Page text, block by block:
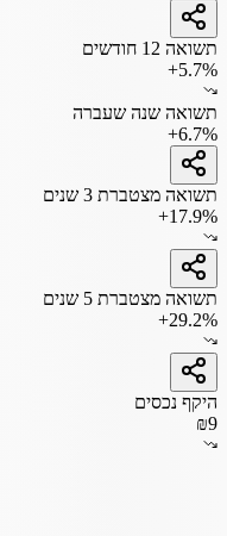
תשואה 12 חודשים
+5.7%
תשואה שנה שעברה
+6.7%
תשואה מצטברת 3 שנים
+17.9%
תשואה מצטברת 5 שנים
+29.2%
היקף נכסים
₪9